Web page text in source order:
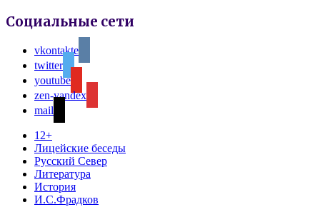
Социальные сети
vkontakte
twitter
youtube
zen-yandex
mail
12+
Лицейские беседы
Русский Север
Литература
История
И.С.Фрадков